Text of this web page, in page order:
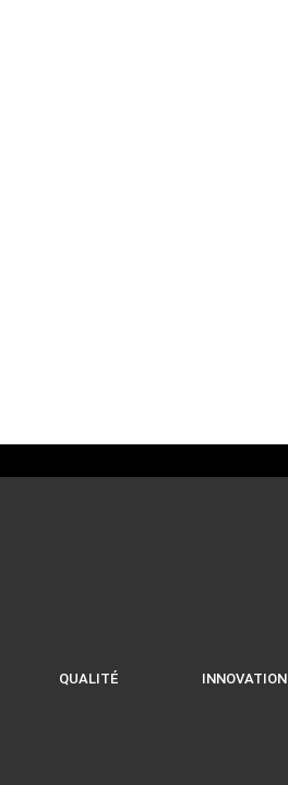
QUALITÉ INNOVATION